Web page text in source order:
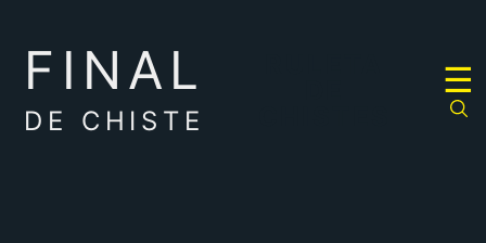
FINAL
DE CHISTE
☰